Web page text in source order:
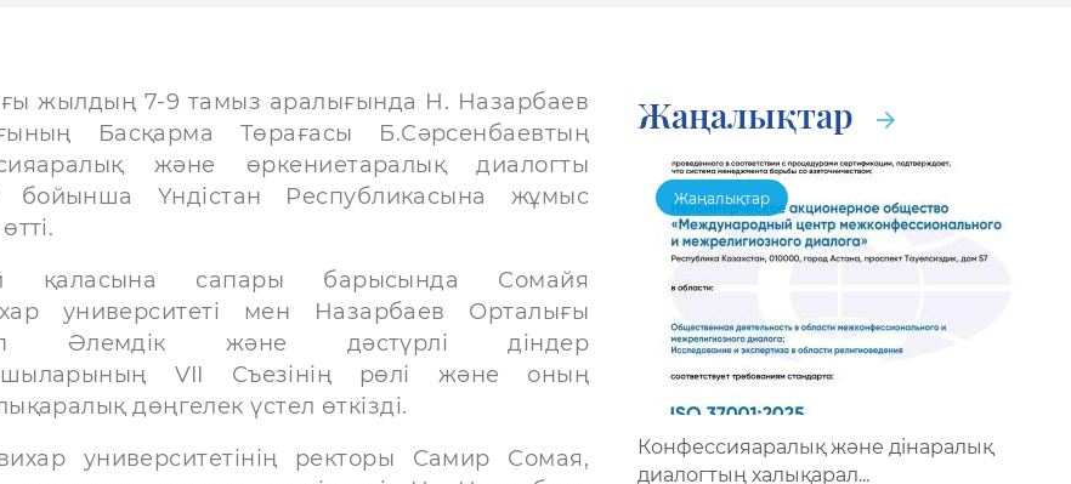
жылдың 7-9 тамыз аралығында Н. Назарбаев
Басқарма Төрағасы Б.Сәрсенбаевтың
және өркениетаралық диалогты
бойынша Үндістан Республикасына жұмыс
қаласына сапары барысында Сомайя
университеті мен Назарбаев Орталығы
Әлемдік және дәстүрлі діндер
VII Съезінің рөлі және оның
дөңгелек үстел өткізді.
университетінің ректоры Самир Сомая,
Жаңалықтар
Жаңалықтар
Конфессияаралық және дінаралық
диалогтың халықарал...